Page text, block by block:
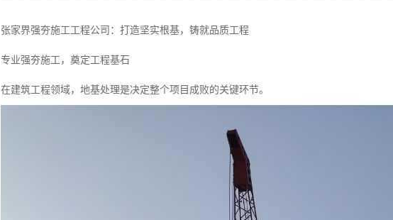
张家界强夯施工工程公司：打造坚实根基，铸就品质工程
专业强夯施工，奠定工程基石
在建筑工程领域，地基处理是决定整个项目成败的关键环节。